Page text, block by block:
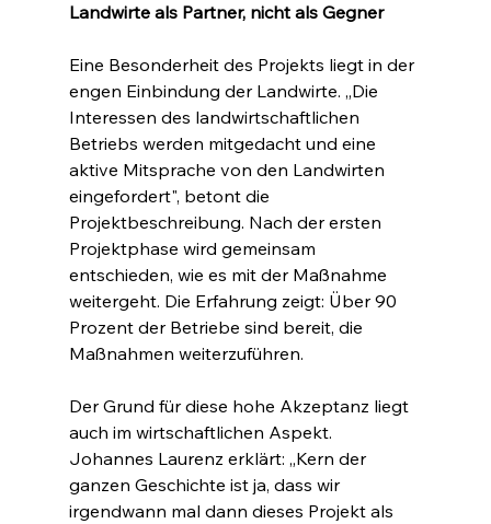
Landwirte als Partner, nicht als Gegner
Eine Besonderheit des Projekts liegt in der
engen Einbindung der Landwirte. „Die
Interessen des landwirtschaftlichen
Betriebs werden mitgedacht und eine
aktive Mitsprache von den Landwirten
eingefordert", betont die
Projektbeschreibung. Nach der ersten
Projektphase wird gemeinsam
entschieden, wie es mit der Maßnahme
weitergeht. Die Erfahrung zeigt: Über 90
Prozent der Betriebe sind bereit, die
Maßnahmen weiterzuführen.
Der Grund für diese hohe Akzeptanz liegt
auch im wirtschaftlichen Aspekt.
Johannes Laurenz erklärt: „Kern der
ganzen Geschichte ist ja, dass wir
irgendwann mal dann dieses Projekt als